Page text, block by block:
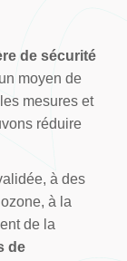
de sécurité
moyen de
mesures et
réduire
à des
à la
de la
de